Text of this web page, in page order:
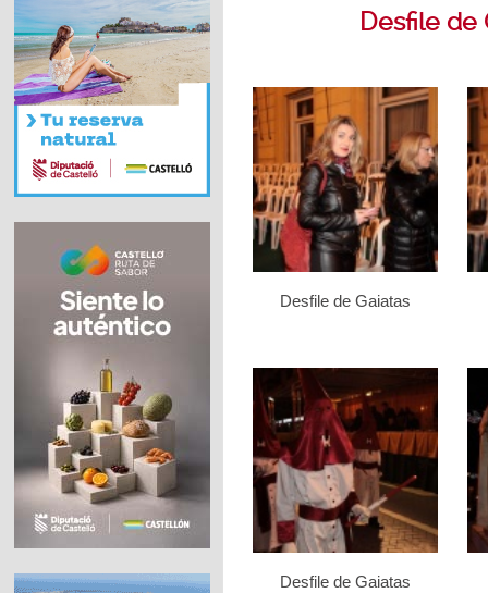
Desfile de
Desfile de Gaiatas
Desfile de Gaiatas